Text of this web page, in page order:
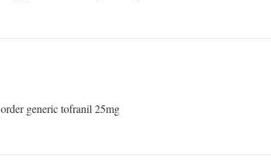
order generic tofranil 25mg